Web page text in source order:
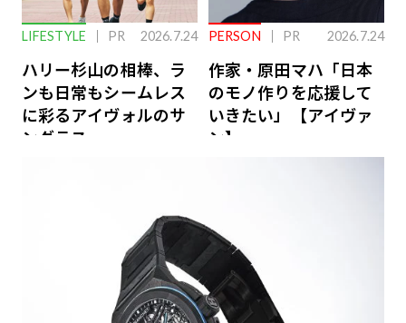
LIFESTYLE PR 2026.7.24
ハリー杉山の相棒、ラ
ンも日常もシームレス
に彩るアイヴォルのサ
ングラス
PERSON PR 2026.7.24
作家・原田マハ「日本
のモノ作りを応援して
いきたい」【アイヴァ
ン】